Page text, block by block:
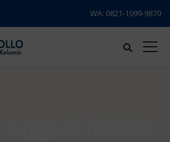
WA: 0821-1099-9870